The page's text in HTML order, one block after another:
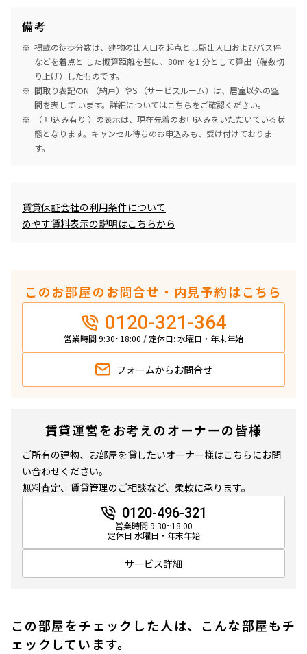
備考
掲載の徒歩分数は、建物の出入口を起点とし駅出入口およびバス停
などを着点と した概算距離を基に、80m を1 分として算出（端数切
り上げ）したものです。
間取り表記のN （納戸）やS （サービスルーム）は、居室以外の空
間を表して います。詳細についてはこちらをご確認ください。
（ 申込み有り ）の表示は、現在先着のお申込みをいただいている状
態となります。キャンセル待ちのお申込みも、受け付けておりま
す。
賃貸保証会社の利用条件について
めやす賃料表示の説明はこちらから
このお部屋のお問合せ・内見予約はこちら
0120-321-364
営業時間 9:30~18:00 / 定休日: 水曜日・年末年始
フォームから お問合せ
賃貸運営をお考えのオーナーの皆様
ご所有の建物、お部屋を貸したいオーナー様はこちらにお問
い合わせください。
無料査定、賃貸管理のご相談など、柔軟に承ります。
0120-496-321
営業時間 9:30~18:00
定休日 水曜日・年末年始
サービス詳細
この部屋をチェックした人は、こんな部屋もチ
ェックしています。